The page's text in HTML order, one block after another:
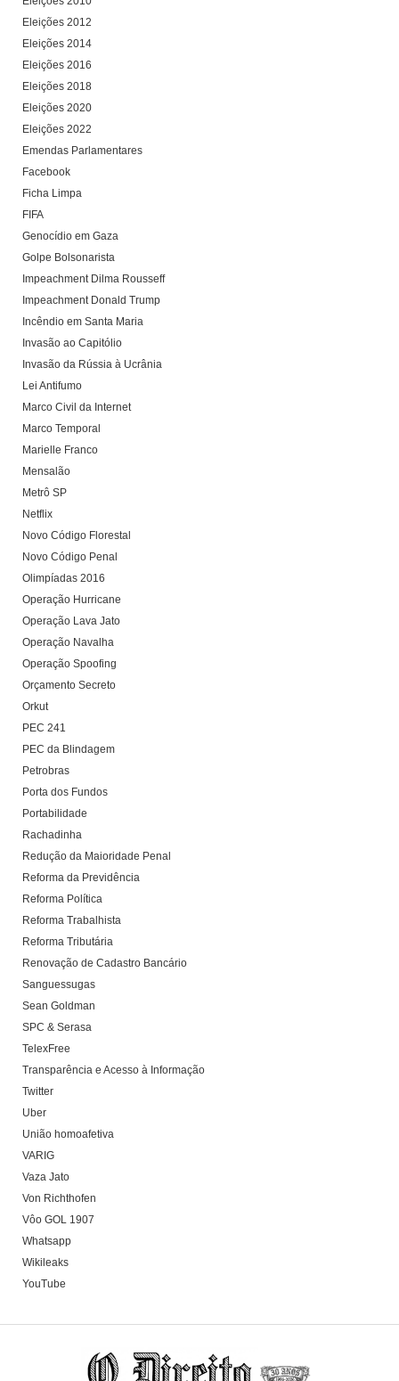
Eleições 2012
Eleições 2014
Eleições 2016
Eleições 2018
Eleições 2020
Eleições 2022
Emendas Parlamentares
Facebook
Ficha Limpa
FIFA
Genocídio em Gaza
Golpe Bolsonarista
Impeachment Dilma Rousseff
Impeachment Donald Trump
Incêndio em Santa Maria
Invasão ao Capitólio
Invasão da Rússia à Ucrânia
Lei Antifumo
Marco Civil da Internet
Marco Temporal
Marielle Franco
Mensalão
Metrô SP
Netflix
Novo Código Florestal
Novo Código Penal
Olimpíadas 2016
Operação Hurricane
Operação Lava Jato
Operação Navalha
Operação Spoofing
Orçamento Secreto
Orkut
PEC 241
PEC da Blindagem
Petrobras
Porta dos Fundos
Portabilidade
Rachadinha
Redução da Maioridade Penal
Reforma da Previdência
Reforma Política
Reforma Trabalhista
Reforma Tributária
Renovação de Cadastro Bancário
Sanguessugas
Sean Goldman
SPC & Serasa
TelexFree
Transparência e Acesso à Informação
Twitter
Uber
União homoafetiva
VARIG
Vaza Jato
Von Richthofen
Vôo GOL 1907
Whatsapp
Wikileaks
YouTube